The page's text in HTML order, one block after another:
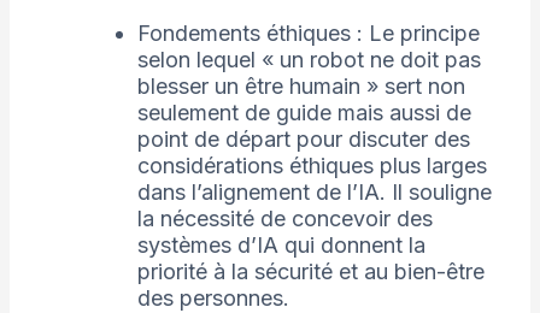
Fondements éthiques : Le principe
selon lequel « un robot ne doit pas
blesser un être humain » sert non
seulement de guide mais aussi de
point de départ pour discuter des
considérations éthiques plus larges
dans l’alignement de l’IA. Il souligne
la nécessité de concevoir des
systèmes d’IA qui donnent la
priorité à la sécurité et au bien-être
des personnes.